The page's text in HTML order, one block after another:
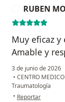
17 septiembre
• QUINTA
las fracturas
Lima, Perú. 25
• XXII
CODO. I
Y CODO.
• CUARTA
RUBEN
Muy eficaz
Amable y
3 de junio de 2026
• CENTRO
Traumatología
• en opinión del
Reportar